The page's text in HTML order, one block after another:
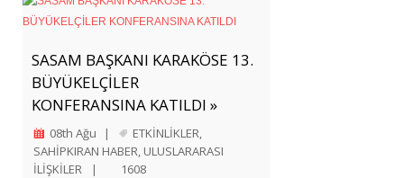
SASAM BAŞKANI KARAKÖSE 13.
BÜYÜKELÇİLER
KONFERANSINA KATILDI »
08th Ağu | ETKİNLİKLER
SAHİPKIRAN HABER ULUSLARARASI
İLİŞKİLER
| 1608